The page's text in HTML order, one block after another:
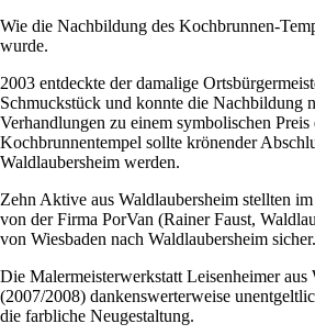
Wie die Nachbildung des Kochbrunnen-
wurde.
2003 entdeckte der damalige
Schmuckstück und konnte die Nachbildung
Verhandlungen zu einem symbolischen
Kochbrunnentempel sollte krönender
Waldlaubersheim werden.
Zehn Aktive aus Waldlaubersheim stellten
von der Firma PorVan (Rainer Faust,
von Wiesbaden nach Waldlaubersheim sicher.
Die Malermeisterwerkstatt Leisenheimer aus
(2007/2008) dankenswerterweise
die farbliche Neugestaltung.